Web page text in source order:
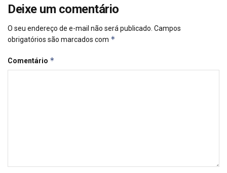
Deixe um comentário
O seu endereço de e-mail não será publicado. Campos
obrigatórios são marcados com *
Comentário *